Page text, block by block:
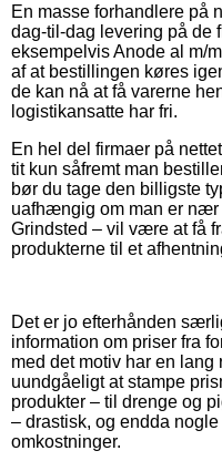
En masse forhandlere på
dag-til-dag levering på de
eksempelvis Anode al m/
af at bestillingen køres
de kan nå at få varerne
logistikansatte har fri.
En hel del firmaer på
tit kun såfremt man
bør du tage den billigste
uafhængig om man er
Grindsted – vil være at få
produkterne til et
Det er jo efterhånden
information om priser fra
med det motiv har en
uundgåeligt at stampe
produkter – til drenge og
– drastisk, og endda
omkostninger.